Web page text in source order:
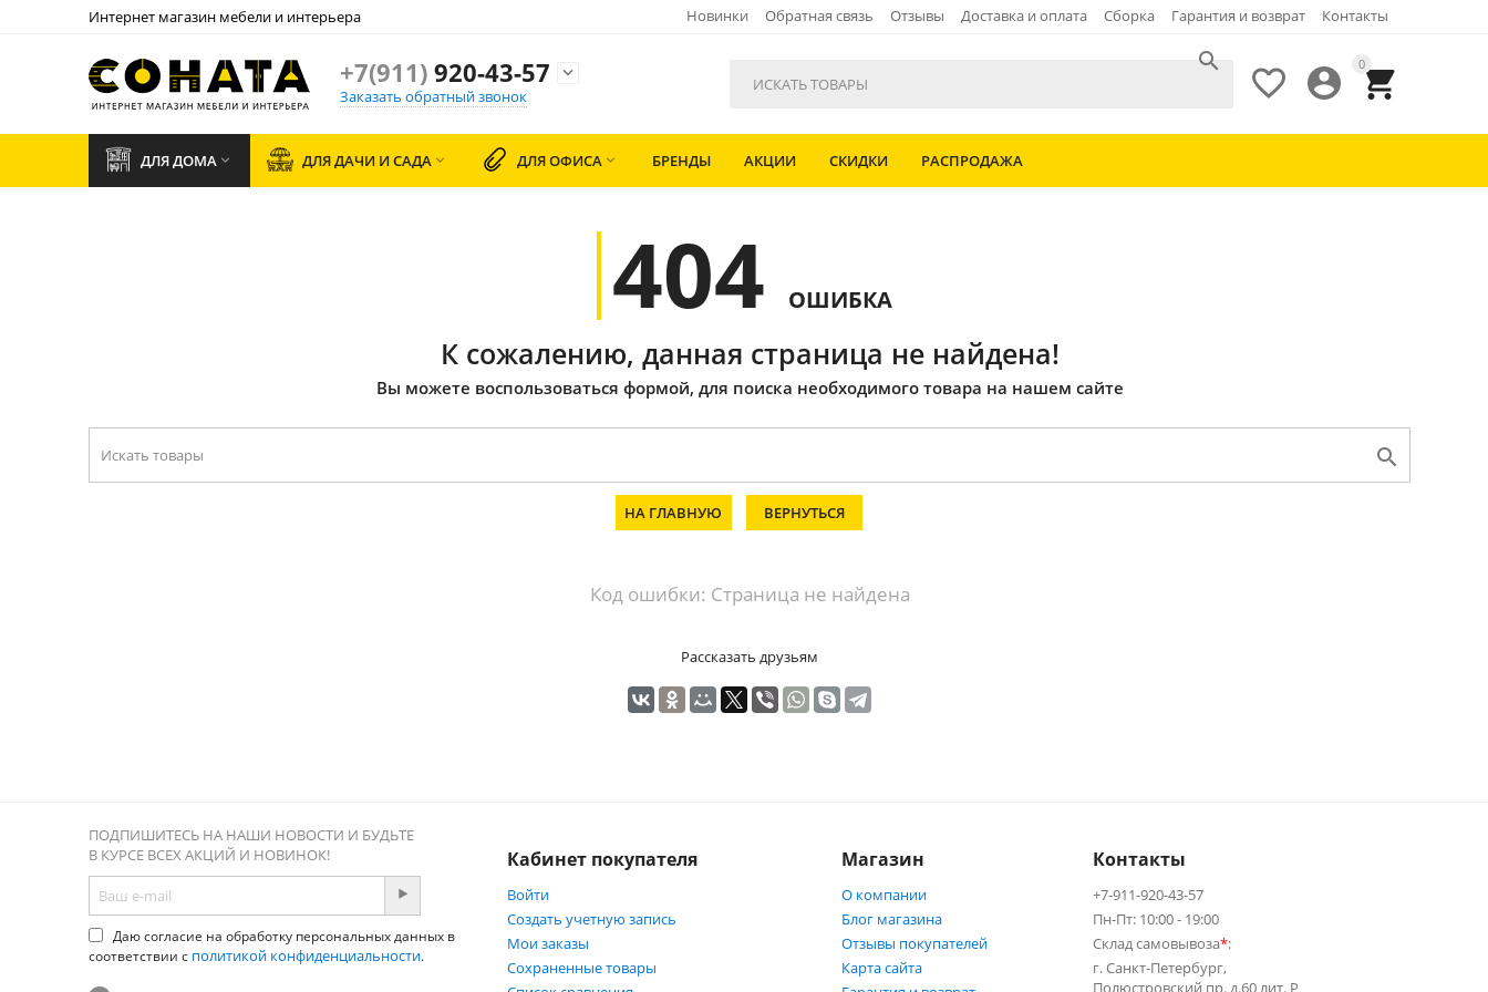
Интернет магазин мебели и интерьера Новинки Обратная связь Отзывы Доставка и оплата Сборка Гарантия и возврат Контакты
+7(911)920-43-57

Заказать обратный звонок
0



ДЛЯ ДОМА  ДЛЯ ДАЧИ И САДА  ДЛЯ ОФИСА  БРЕНДЫ АКЦИИ СКИДКИ РАСПРОДАЖА
404 ОШИБКА
К сожалению, данная страница не найдена!
Вы можете воспользоваться формой, для поиска необходимого товара на нашем сайте

НА ГЛАВНУЮ ВЕРНУТЬСЯ
Код ошибки: Страница не найдена
Рассказать друзьям
ПОДПИШИТЕСЬ НА НАШИ НОВОСТИ И БУДЬТЕ
В КУРСЕ ВСЕХ АКЦИЙ И НОВИНОК!
Даю согласие на обработку персональных данных в
соответствии с политикой конфиденциальности.
Кабинет покупателя
Войти
Создать учетную запись
Мои заказы
Сохраненные товары
Магазин
О компании
Блог магазина
Отзывы покупателей
Карта сайта
Контакты
+7-911-920-43-57
Пн-Пт: 10:00 - 19:00
Склад самовывоза*:
г. Санкт-Петербург,
Полюстровский пр. д.60 лит. Р